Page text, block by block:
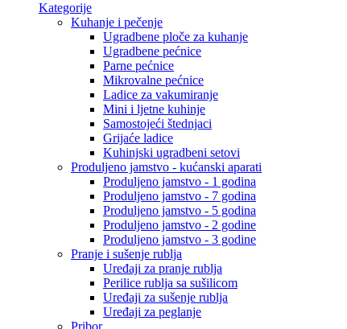
Kategorije
Kuhanje i pečenje
Ugradbene ploče za kuhanje
Ugradbene pećnice
Parne pećnice
Mikrovalne pećnice
Ladice za vakumiranje
Mini i ljetne kuhinje
Samostojeći štednjaci
Grijaće ladice
Kuhinjski ugradbeni setovi
Produljeno jamstvo - kućanski aparati
Produljeno jamstvo - 1 godina
Produljeno jamstvo - 7 godina
Produljeno jamstvo - 5 godina
Produljeno jamstvo - 2 godine
Produljeno jamstvo - 3 godine
Pranje i sušenje rublja
Uređaji za pranje rublja
Perilice rublja sa sušilicom
Uređaji za sušenje rublja
Uređaji za peglanje
Pribor